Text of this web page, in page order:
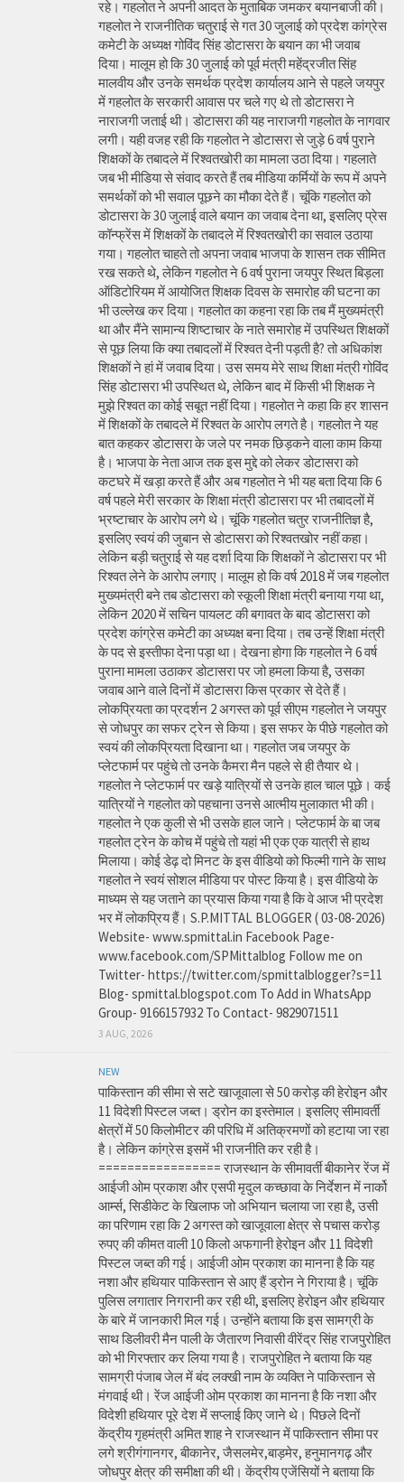
रहे। गहलोत ने अपनी आदत के मुताबिक जमकर बयानबाजी की।
गहलोत ने राजनीतिक चतुराई से गत 30 जुलाई को प्रदेश कांग्रेस
कमेटी के अध्यक्ष गोविंद सिंह डोटासरा के बयान का भी जवाब
दिया। मालूम हो कि 30 जुलाई को पूर्व मंत्री महेंद्रजीत सिंह
मालवीय और उनके समर्थक प्रदेश कार्यालय आने से पहले जयपुर
में गहलोत के सरकारी आवास पर चले गए थे तो डोटासरा ने
नाराजगी जताई थी। डोटासरा की यह नाराजगी गहलोत के नागवार
लगी। यही वजह रही कि गहलोत ने डोटासरा से जुड़े 6 वर्ष पुराने
शिक्षकों के तबादले में रिश्वतखोरी का मामला उठा दिया। गहलाते
जब भी मीडिया से संवाद करते हैं तब मीडिया कर्मियों के रूप में अपने
समर्थकों को भी सवाल पूछने का मौका देते हैं। चूंकि गहलोत को
डोटासरा के 30 जुलाई वाले बयान का जवाब देना था, इसलिए प्रेस
कॉन्फ्रेंस में शिक्षकों के तबादले में रिश्वतखोरी का सवाल उठाया
गया। गहलोत चाहते तो अपना जवाब भाजपा के शासन तक सीमित
रख सकते थे, लेकिन गहलोत ने 6 वर्ष पुराना जयपुर स्थित बिड़ला
ऑडिटोरियम में आयोजित शिक्षक दिवस के समारोह की घटना का
भी उल्लेख कर दिया। गहलोत का कहना रहा कि तब मैं मुख्यमंत्री
था और मैंने सामान्य शिष्टाचार के नाते समारोह में उपस्थित शिक्षकों
से पूछ लिया कि क्या तबादलों में रिश्वत देनी पड़ती है? तो अधिकांश
शिक्षकों ने हां में जवाब दिया। उस समय मेरे साथ शिक्षा मंत्री गोविंद
सिंह डोटासरा भी उपस्थित थे, लेकिन बाद में किसी भी शिक्षक ने
मुझे रिश्वत का कोई सबूत नहीं दिया। गहलोत ने कहा कि हर शासन
में शिक्षकों के तबादले में रिश्वत के आरोप लगते है। गहलोत ने यह
बात कहकर डोटासरा के जले पर नमक छिड़कने वाला काम किया
है। भाजपा के नेता आज तक इस मुद्दे को लेकर डोटासरा को
कटघरे में खड़ा करते हैं और अब गहलोत ने भी यह बता दिया कि 6
वर्ष पहले मेरी सरकार के शिक्षा मंत्री डोटासरा पर भी तबादलों में
भ्रष्टाचार के आरोप लगे थे। चूंकि गहलोत चतुर राजनीतिज्ञ है,
इसलिए स्वयं की जुबान से डोटासरा को रिश्वतखोर नहीं कहा।
लेकिन बड़ी चतुराई से यह दर्शा दिया कि शिक्षकों ने डोटासरा पर भी
रिश्वत लेने के आरोप लगाए। मालूम हो कि वर्ष 2018 में जब गहलोत
मुख्यमंत्री बने तब डोटासरा को स्कूली शिक्षा मंत्री बनाया गया था,
लेकिन 2020 में सचिन पायलट की बगावत के बाद डोटासरा को
प्रदेश कांग्रेस कमेटी का अध्यक्ष बना दिया। तब उन्हें शिक्षा मंत्री
के पद से इस्तीफा देना पड़ा था। देखना होगा कि गहलोत ने 6 वर्ष
पुराना मामला उठाकर डोटासरा पर जो हमला किया है, उसका
जवाब आने वाले दिनों में डोटासरा किस प्रकार से देते हैं।
लोकप्रियता का प्रदर्शन 2 अगस्त को पूर्व सीएम गहलोत ने जयपुर
से जोधपुर का सफर ट्रेन से किया। इस सफर के पीछे गहलोत को
स्वयं की लोकप्रियता दिखाना था। गहलोत जब जयपुर के
प्लेटफार्म पर पहुंचे तो उनके कैमरा मैन पहले से ही तैयार थे।
गहलोत ने प्लेटफार्म पर खड़े यात्रियों से उनके हाल चाल पूछे। कई
यात्रियों ने गहलोत को पहचाना उनसे आत्मीय मुलाकात भी की।
गहलोत ने एक कुली से भी उसके हाल जाने। प्लेटफार्म के बा जब
गहलोत ट्रेन के कोच में पहुंचे तो यहां भी एक एक यात्री से हाथ
मिलाया। कोई डेढ़ दो मिनट के इस वीडियो को फिल्मी गाने के साथ
गहलोत ने स्वयं सोशल मीडिया पर पोस्ट किया है। इस वीडियो के
माध्यम से यह जताने का प्रयास किया गया है कि वे आज भी प्रदेश
भर में लोकप्रिय हैं। S.P.MITTAL BLOGGER ( 03-08-2026)
Website- www.spmittal.in Facebook Page-
www.facebook.com/SPMittalblog Follow me on
Twitter- https://twitter.com/spmittalblogger?s=11
Blog- spmittal.blogspot.com To Add in WhatsApp
Group- 9166157932 To Contact- 9829071511
3 AUG, 2026
NEW
पाकिस्तान की सीमा से सटे खाजूवाला से 50 करोड़ की हेरोइन और
11 विदेशी पिस्टल जब्त। ड्रोन का इस्तेमाल। इसलिए सीमावर्ती
क्षेत्रों में 50 किलोमीटर की परिधि में अतिक्रमणों को हटाया जा रहा
है। लेकिन कांग्रेस इसमें भी राजनीति कर रही है।
================= राजस्थान के सीमावर्ती बीकानेर रेंज में
आईजी ओम प्रकाश और एसपी मृदुल कच्छावा के निर्देशन में नार्को
आर्म्स, सिडीकेट के खिलाफ जो अभियान चलाया जा रहा है, उसी
का परिणाम रहा कि 2 अगस्त को खाजूवाला क्षेत्र से पचास करोड़
रुपए की कीमत वाली 10 किलो अफगानी हेरोइन और 11 विदेशी
पिस्टल जब्त की गई। आईजी ओम प्रकाश का मानना है कि यह
नशा और हथियार पाकिस्तान से आए हैं ड्रोन ने गिराया है। चूंकि
पुलिस लगातार निगरानी कर रही थी, इसलिए हेरोइन और हथियार
के बारे में जानकारी मिल गई। उन्होंने बताया कि इस सामग्री के
साथ डिलीवरी मैन पाली के जैतारण निवासी वीरेंद्र सिंह राजपुरोहित
को भी गिरफ्तार कर लिया गया है। राजपुरोहित ने बताया कि यह
सामग्री पंजाब जेल में बंद लक्खी नाम के व्यक्ति ने पाकिस्तान से
मंगवाई थी। रेंज आईजी ओम प्रकाश का मानना है कि नशा और
विदेशी हथियार पूरे देश में सप्लाई किए जाने थे। पिछले दिनों
केंद्रीय गृहमंत्री अमित शाह ने राजस्थान में पाकिस्तान सीमा पर
लगे श्रीगंगानगर, बीकानेर, जैसलमेर,बाड़मेर, हनुमानगढ़ और
जोधपुर क्षेत्र की समीक्षा की थी। केंद्रीय एजेंसियों ने बताया कि